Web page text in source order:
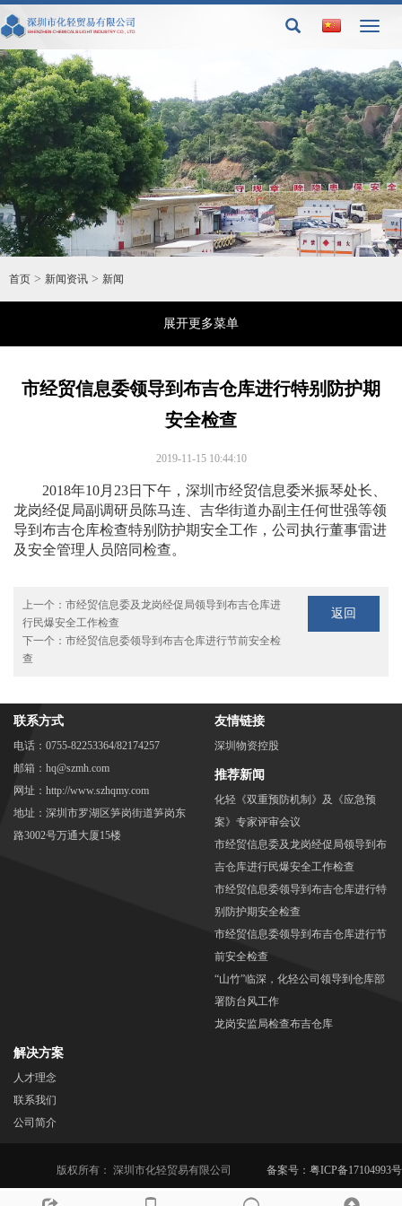
首页 > 新闻资讯 > 新闻
展开更多菜单
市经贸信息委领导到布吉仓库进行特别防护期
安全检查
2019-11-15 10:44:10
2018年10月23日下午，深圳市经贸信息委米振琴处长、
龙岗经促局副调研员陈马连、吉华街道办副主任何世强等领
导到布吉仓库检查特别防护期安全工作，公司执行董事雷进
及安全管理人员陪同检查。
上一个： 市经贸信息委及龙岗经促局领导到布吉仓库进
行民爆安全工作检查
下一个： 市经贸信息委领导到布吉仓库进行节前安全检
查
返回
联系方式
电话：0755-82253364/82174257
邮箱：hq@szmh.com
网址：http://www.szhqmy.com
地址：深圳市罗湖区笋岗街道笋岗东
路3002号万通大厦15楼
友情链接
深圳物资控股
推荐新闻
化轻《双重预防机制》及《应急预
案》专家评审会议
市经贸信息委及龙岗经促局领导到布
吉仓库进行民爆安全工作检查
市经贸信息委领导到布吉仓库进行特
别防护期安全检查
市经贸信息委领导到布吉仓库进行节
前安全检查
“山竹”临深，化轻公司领导到仓库部
署防台风工作
龙岗安监局检查布吉仓库
解决方案
人才理念
联系我们
公司简介
版权所有： 深圳市化轻贸易有限公司 备案号：粤ICP备17104993号